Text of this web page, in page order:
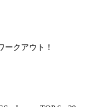
ークアウト！